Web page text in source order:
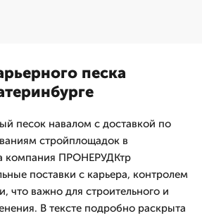
песка
песок навалом с доставкой по
стройплощадок в
компания ПРОНЕРУДКтр
поставки с карьера, контролем
что важно для строительного и
В тексте подробно раскрыта